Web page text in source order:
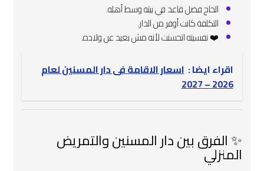
الحاج فضل قاعد في بيته وسط أهله.
التكلفة كانت أوفر من الدار.
❤️ نفسيته اتحسنت لأنه مش بعيد عن ولاده.
اقراء ايضا : اسعار الاقامة فى دار المسنين لعام
2026 – 2027
✨ الفرق بين دار المسنين والتمريض
المنزلي